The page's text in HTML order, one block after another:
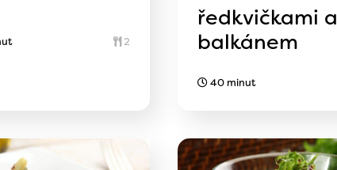
2
ředkvičkami a
balkánem
40 minut